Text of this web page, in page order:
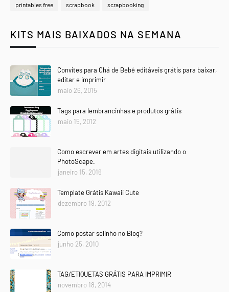
printables free scrapbook scrapbooking
KITS MAIS BAIXADOS NA SEMANA
Convites para Chá de Bebê editáveis grátis para baixar,
editar e imprimir
maio 26, 2015
Tags para lembrancinhas e produtos grátis
maio 15, 2012
Como escrever em artes digitais utilizando o
PhotoScape.
janeiro 15, 2016
Template Grátis Kawaii Cute
dezembro 19, 2012
Como postar selinho no Blog?
junho 25, 2010
TAG/ETIQUETAS GRÁTIS PARA IMPRIMIR
novembro 18, 2014